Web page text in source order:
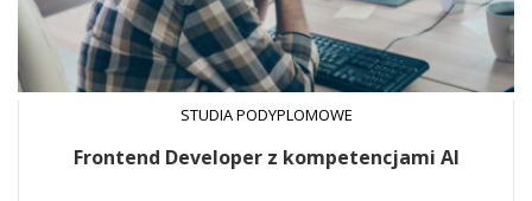
STUDIA PODYPLOMOWE
Frontend Developer z kompetencjami AI